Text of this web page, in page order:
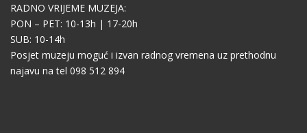
RADNO VRIJEME MUZEJA:
PON – PET: 10-13h | 17-20h
SUB: 10-14h
Posjet muzeju moguć i izvan radnog vremena uz prethodnu
najavu na tel 098 512 894